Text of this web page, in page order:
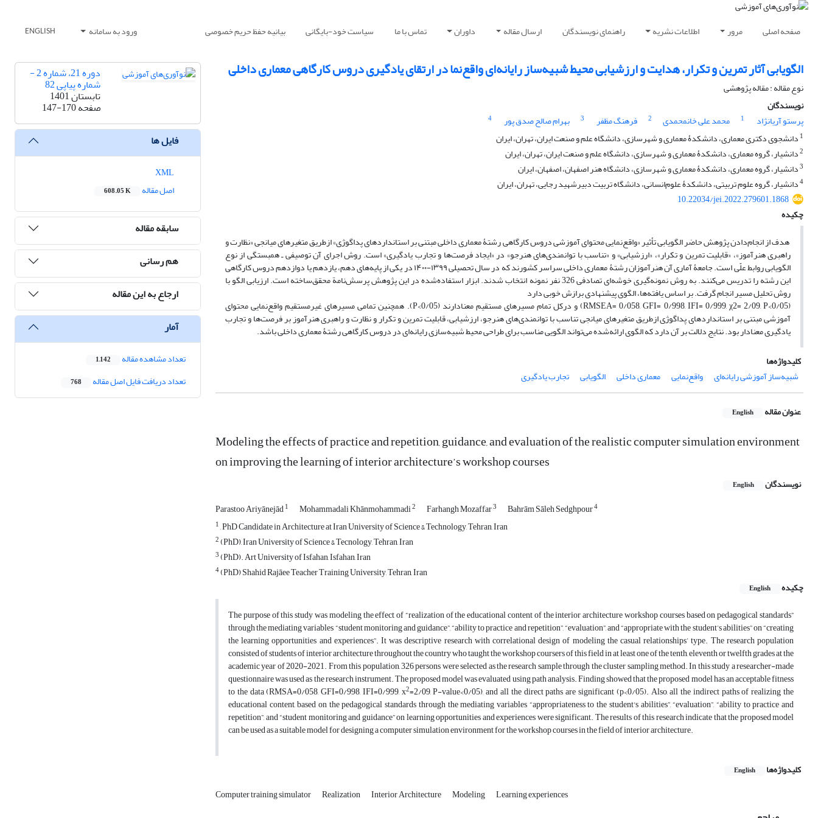
صفحه اصلی مرور اطلاعات نشریه راهنمای نویسندگان ارسال مقاله داوران تماس با ما سیاست خود-بایگانی بیانیه حفظ حریم خصوصی ورود به سامانه ENGLISH
الگویابی آثار تمرین و تکرار، هدایت و ‌ارزشیابی محیط شبیه‌ساز رایانه‌ای واقع‌نما در ارتقای یادگیری دروس کارگاهی معماری داخلی
نوع مقاله : مقاله پژوهشی
نویسندگان
پرستو آریانژاد
1 محمد علی خانمحمدی 2 فرهنگ مظفر 3 بهرام صالح صدق پور
4
1 دانشجوی دکتری معماری، دانشکدۀ معماری و شهرسازی، دانشگاه علم و صنعت ایران، تهران، ایران
2دانشیار، گروه معماری، دانشکدۀ معماری و شهرسازی، دانشگاه علم و صنعت ایران، تهران، ایران
3دانشیار، گروه معماری، دانشکدۀ معماری و شهرسازی، دانشگاه هنر اصفهان، اصفهان، ایران
4دانشیار، گروه علوم تربیتی، دانشکدۀ علوم‌انسانی، دانشگاه تربیت دبیرشهید رجایی، تهران، ایران
10.22034/jei.2022.279601.1868
چکیده
هدف از انجام‌دادن پژوهش حاضر الگویابی تأثیر «واقع‌نمایی محتوای آموزشی دروس کارگاهی رشتۀ معماری داخلی مبتنی بر استانداردهای پداگوژی» ازطریق متغیرهای میانجی «نظارت و
راهبری هنرآموز»،‌ «قابلیت تمرین و تکرار»، «‌ارزشیابی» و «تناسب با توانمندی‌های هنرجو» در «ایجاد فرصت‌ها و تجارب یادگیری» است. روش اجرای آن توصیفی ـ همبستگی از نوع
الگویابی روابط علّی است. جامعۀ آماری آن هنرآموزان رشتۀ معماری داخلی سراسر کشورند که در سال تحصیلی ۱۳۹۹-۱۴۰۰ در یکی از پایه‌های دهم، یازدهم یا دوازدهم دروس کارگاهی
این رشته را تدریس می‌کنند. به روش نمونه‌گیری خوشه‌ای تصادفی 326 نفر نمونه انتخاب شدند. ابزار استفاده‌شده در این پژوهش پرسش‌نامة محقق‌ساخته است. ارزیابی الگو با
روش تحلیل مسیر انجام گرفت. بر اساس یافته‌ها، الگوی پیشنهادی برازش خوبی دارد
(RMSEA= 0/058, GFI= 0/998, IFI= 0/999, χ2= 2/09, P<0/05) و درکل تمام مسیرهای مستقیم معنادارند (0/05>P). همچنین تمامی مسیرهای غیر‌مستقیم واقع‌نمایی محتوای
آموزشی مبتنی بر استانداردهای پداگوژی ازطریق متغیرهای میانجی تناسب با توانمندی‌های هنرجو، ارزشیابی، قابلیت تمرین و تکرار و نظارت و راهبری هنرآموز بر فرصت‌ها و تجارب
یادگیری معنادار بود. نتایج دلالت بر آن دارد که الگوی ارائه‌شده می‌تواند الگویی مناسب برای طراحی محیط شبیه‌سازی رایانه‌ای در دروس کارگاهی رشتۀ معماری داخلی باشد.
کلیدواژه‌ها
شبیه‌ساز آموزشی رایانه‌ای
واقع‌نمایی معماری داخلی الگویابی تجارب یادگیری
عنوان مقاله English
Modeling the effects of practice and repetition, guidance, and evaluation of the realistic computer simulation environment
on improving the learning of interior architecture’s workshop courses
نویسندگان English
Parastoo Ariyānejād1 Mohammadali Khānmohammadi2 Farhangh Mozaffar3 Bahrām Sāleh Sedghpour4
1, PhD Candidate in Architecture at Iran University of Science & Technology, Tehran, Iran
2(PhD), Iran University of Science & Tecnology, Tehran, Iran
3(PhD). Art University of Isfahan, Isfahan, Iran
4(PhD) Shahid Rajāee Teacher Training University, Tehran, Iran
چکیده
English
The purpose of this study was modeling the effect of “realization of the educational content of the interior architecture workshop courses based on pedagogical standards”
through the mediating variables “student monitoring and guidance”, “ability to practice and repetition”, “evaluation”, and “appropriate with the student’s abilities” on “creating
the learning opportunities and experiences”. It was descriptive research with correlational design of modeling the casual relationships’ type. The research population
consisted of students of interior architecture throughout the country who taught the workshop coursers of this field in at least one of the tenth, eleventh or twelfth grades at the
academic year of 2020-2021. From this population, 326 persons were selected as the research sample through the cluster sampling method. In this study a researcher-made
questionnaire was used as the research instrument. The proposed model was evaluated using path analysis. Finding showed that the proposed model has an acceptable fitness
to the data (RMSA=0/058, GFI=0/998, IFI=0/999, x2=2/09, P-value<0/05), and all the direct paths are significant (p<0/05). Also, all the indirect paths of realizing the
educational content, based on the pedagogical standards through the mediating variables “appropriateness to the student's abilities”, “evaluation”, “ability to practice and
repetition”, and “student monitoring and guidance” on learning opportunities and experiences were significant. The results of this research indicate that the proposed model
can be used as a suitable model for designing a computer simulation environment for the workshop courses in the field of interior architecture.
کلیدواژه‌ها English
Computer training simulator Realization Interior Architecture Modeling Learning experiences
دوره 21، شماره 2 -
شماره پیاپی 82
تابستان 1401
صفحه147-170
فایل ها
اصل مقاله
608.05 K
سابقه مقاله
هم رسانی
ارجاع به این مقاله
آمار
تعداد مشاهده مقاله 1,142
تعداد دریافت فایل اصل مقاله 768